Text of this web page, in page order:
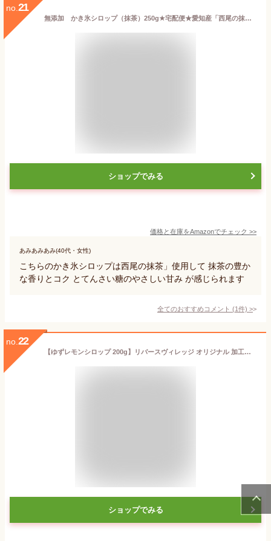
no. 21
無添加 かき氷シロップ（抹茶）250g★宅配便★愛知産「西尾の抹茶」使用 抹茶の豊かな香りとコク てんさい糖のやさしい甘み ・着色料・香料・酸化防止剤不使用
ショップでみる
価格と在庫をAmazonでチェック >>
あみあみあみ(40代・女性)
こちらのかき氷シロップは西尾の抹茶」使用して 抹茶の豊か
な香りとコク とてんさい糖のやさしい甘み が感じられます
全てのおすすめコメント (1件) >
no. 22
【ゆずレモンシロップ 200g】リバースヴィレッジ オリジナル 加工品 無添加 ゆず レモン シロップ 砂糖不使用 オールフルーツ お湯 炭酸
ショップでみる